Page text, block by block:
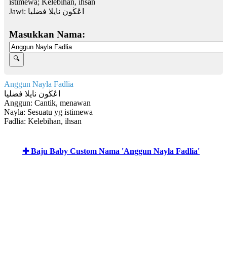
Jawi: اڠڬون نايلا فضليا
Masukkan Nama:
Anggun Nayla Fadlia
اڠڬون نايلا فضليا
Anggun: Cantik, menawan
Nayla: Sesuatu yg istimewa
Fadlia: Kelebihan, ihsan
✚ Baju Baby Custom Nama 'Anggun Nayla Fadlia'